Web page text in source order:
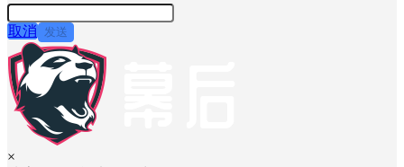
取消 发送
×